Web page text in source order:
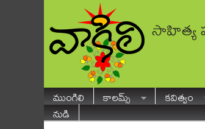
సాహిత్య
ముంగిలి కాలమ్స్ కవిత్వం
నుడి